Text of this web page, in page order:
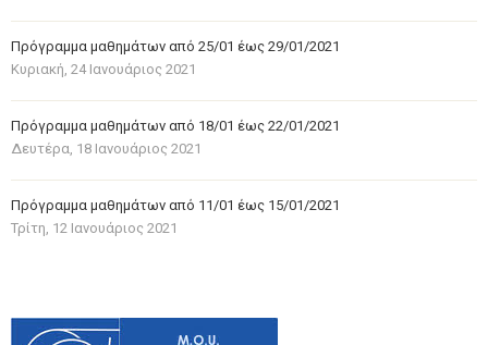
Πρόγραμμα μαθημάτων από 25/01 έως 29/01/2021
Κυριακή, 24 Ιανουάριος 2021
Πρόγραμμα μαθημάτων από 18/01 έως 22/01/2021
Δευτέρα, 18 Ιανουάριος 2021
Πρόγραμμα μαθημάτων από 11/01 έως 15/01/2021
Τρίτη, 12 Ιανουάριος 2021